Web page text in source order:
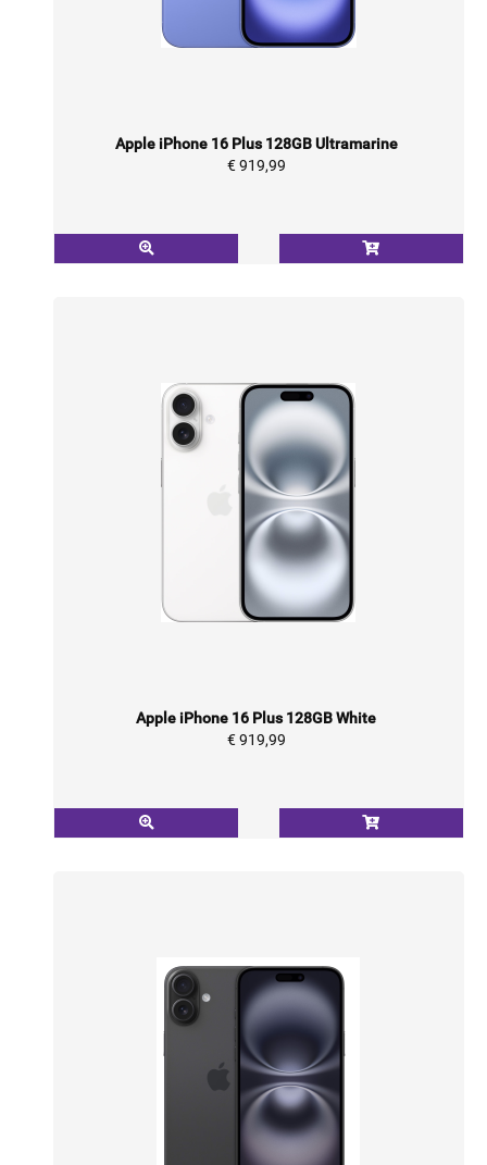
Apple iPhone 16 Plus 128GB Ultramarine
€ 919,99
Apple iPhone 16 Plus 128GB White
€ 919,99